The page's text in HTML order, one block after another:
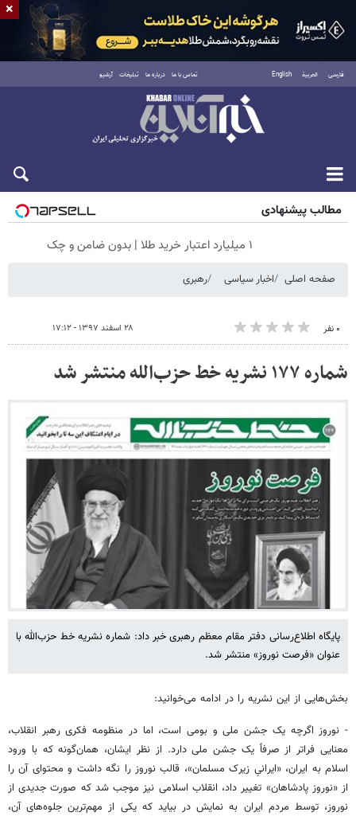
فارسی العربية English تماس با ما درباره ما تبلیغات آرشیو
شنبه ۱۷ مرداد ۱۴۰۵
مطالب پیشنهادی
۱ میلیارد اعتبار خرید طلا | بدون ضامن و چک
صفحه اصلی اخبار سیاسی رهبری
۰ نفر ۲۸ اسفند ۱۳۹۷ - ۱۷:۱۲
شماره‌ ۱۷۷ نشریه‌ خط حزب‌الله منتشر شد
پایگاه اطلاع‌رسانی دفتر مقام معظم رهبری خبر داد: شماره‌ نشریه‌ خط حزب‌الله با
عنوان «فرصت نوروز» منتشر شد.
بخش‌هایی از این نشریه را در ادامه می‌خوانید:
- نوروز اگرچه یک جشن ملی و بومی است، اما در منظومه‌ فکری رهبر انقلاب،
معنایی فراتر از صرفاً یک جشن ملی دارد. از نظر ایشان، همان‌گونه که با ورود
اسلام به ایران، «ایرانیِ زیرک مسلمان»، قالب نوروز را نگه داشت و محتوای آن را
از «نوروز پادشاهان» تغییر داد، انقلاب اسلامی نیز موجب شد که صورت جدیدی از
نوروز، توسط مردم ایران به نمایش در بیاید که یکی از مهم‌ترین جلوه‌های آن،
×